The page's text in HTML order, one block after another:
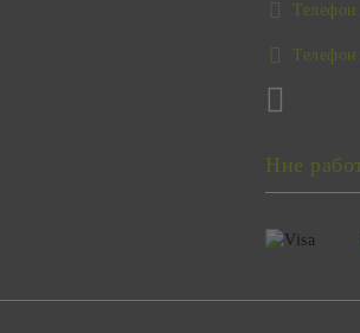
Телефон:
Телефон:
Ние